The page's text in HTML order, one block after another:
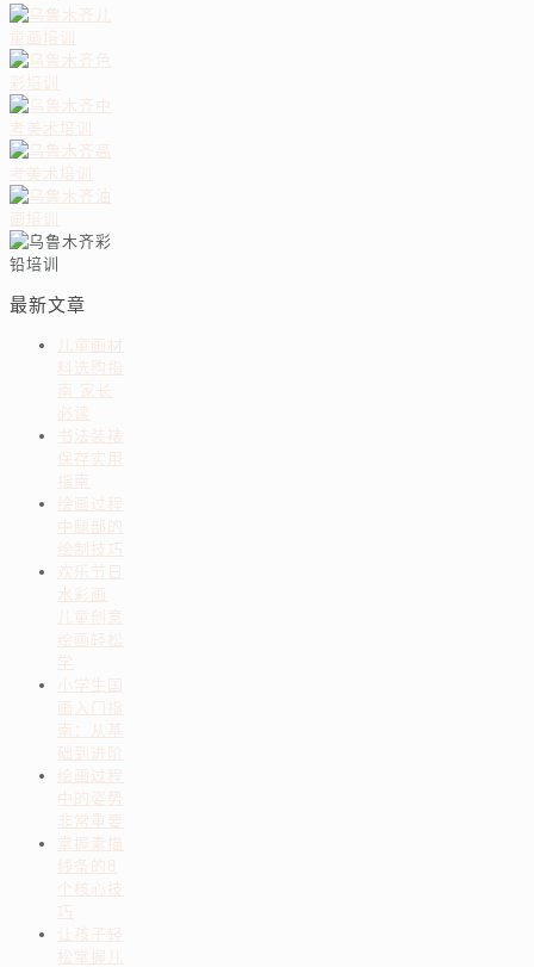
最新文章
儿童画材
料选购指
南 家长
必读
书法装裱
保存实用
指南
绘画过程
中腿部的
绘制技巧
欢乐节日
水彩画
儿童创意
绘画轻松
学
小学生国
画入门指
南：从基
础到进阶
绘画过程
中的姿势
非常重要
掌握素描
线条的8
个核心技
巧
让孩子轻
松掌握儿